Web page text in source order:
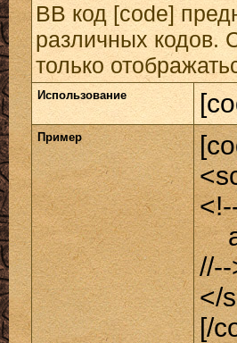
BB код [code]
различных кодов.
только
Использование
Пример
</
[/